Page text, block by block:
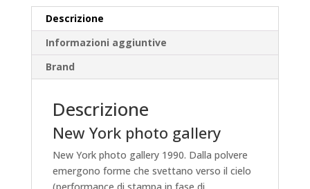
Descrizione
Informazioni aggiuntive
Brand
Descrizione
New York photo gallery
New York photo gallery 1990. Dalla polvere
emergono forme che svettano verso il cielo